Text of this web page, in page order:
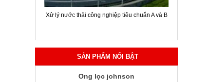
Xử lý nước thải công nghiệp tiêu chuẩn A và B
SẢN PHẨM NỔI BẬT
Ống lọc johnson